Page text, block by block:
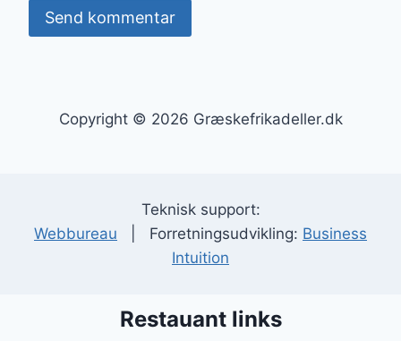
Copyright © 2026 Græskefrikadeller.dk
Teknisk support:
Webbureau | Forretningsudvikling: Business
Intuition
Restauant links